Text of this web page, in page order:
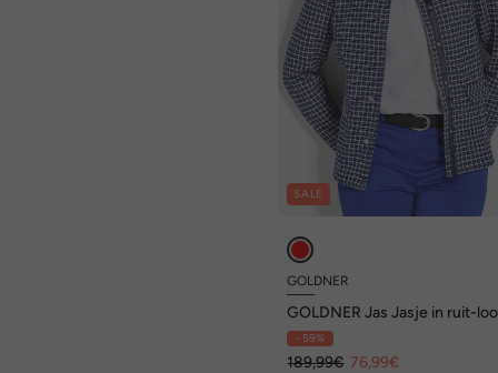
SALE
GOLDNER
GOLDNER Jas Jasje in ruit-
- 59%
189,99€ 76,99€